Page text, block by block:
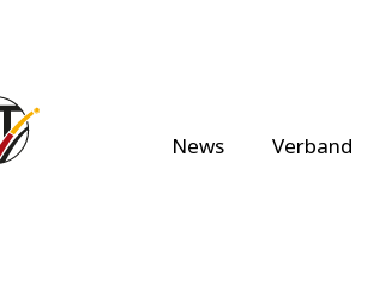
News Verband